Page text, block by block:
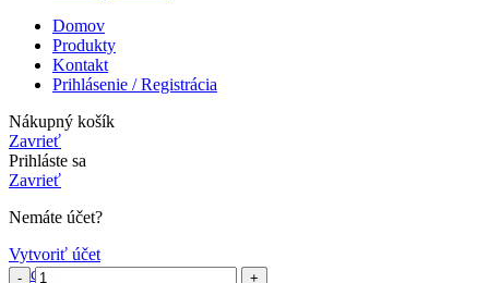
množstvo
množstvo
množstvo
množstvo
množstvo
množstvo
množstvo
množstvo
Domov
Produkty
Kontakt
Prihlásenie / Registrácia
Nákupný košík
Zavrieť
Prihláste sa
Zavrieť
Nemáte účet?
Vytvoriť účet
Obchod